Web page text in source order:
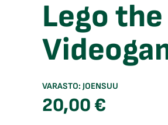
Lego
VARASTO: JOENSUU
20,00€